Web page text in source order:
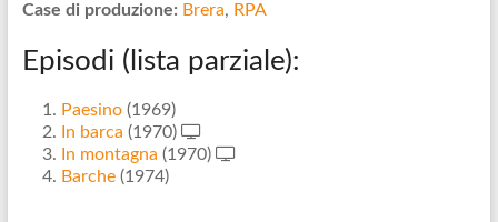
Case di produzione: Brera, RPA
Episodi (lista parziale):
Paesino(1969)
In barca (1970)
In montagna (1970)
Barche(1974)